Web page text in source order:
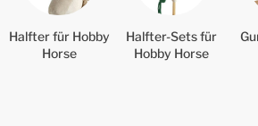
Halfter für Hobby
Horse
Halfter-Sets für
Hobby Horse